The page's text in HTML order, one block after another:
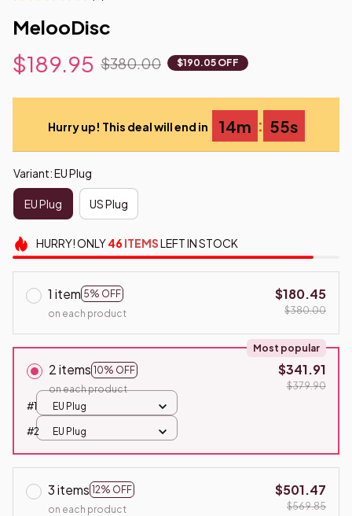
MelooDisc
$189.95 $380.00 $190.05 OFF
Hurry up! This deal will end in 14m : 55s
Variant: EU Plug
EU Plug US Plug
HURRY!ONLY46 ITEMSLEFT IN STOCK
1 item 5% OFF
on each product
$180.45
$380.00
2 items 10% OFF
Most popular
on each product
$341.91
$379.90
#1
EU Plug
#2 EU Plug
3 items 12% OFF
on each product
$501.47
$569.85